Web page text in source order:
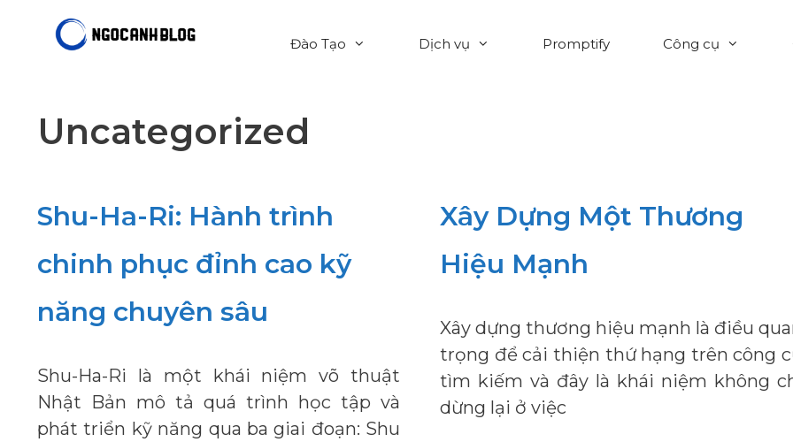
Đào Tạo Dịch vụ Promptify Công cụ
Uncategorized
Shu-Ha-Ri: Hành trình
chinh phục đỉnh cao kỹ
năng chuyên sâu
Shu-Ha-Ri là một khái niệm võ thuật
Nhật Bản mô tả quá trình học tập và
phát triển kỹ năng qua ba giai đoạn: Shu
Xây Dựng Một Thương
Hiệu Mạnh
Xây dựng thương hiệu mạnh là điều
trọng để cải thiện thứ hạng trên công
tìm kiếm và đây là khái niệm không
dừng lại ở việc